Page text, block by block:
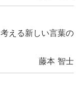
える新しい言葉の
藤本 智士